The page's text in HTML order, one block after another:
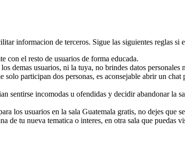
informacion de terceros. Sigue las siguientes reglas si
con el resto de usuarios de forma educada.
demas usuarios, ni la tuya, no brindes datos
solo participan dos personas, es aconsejable abrir un
sentirse incomodas u ofendidas y decidir abandonar la
los usuarios en la sala Guatemala gratis, no dejes que
de tu nueva tematica o interes, en otra sala que puedas